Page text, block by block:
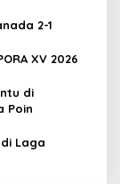
2-1
XV 2026
di
Poin
Laga